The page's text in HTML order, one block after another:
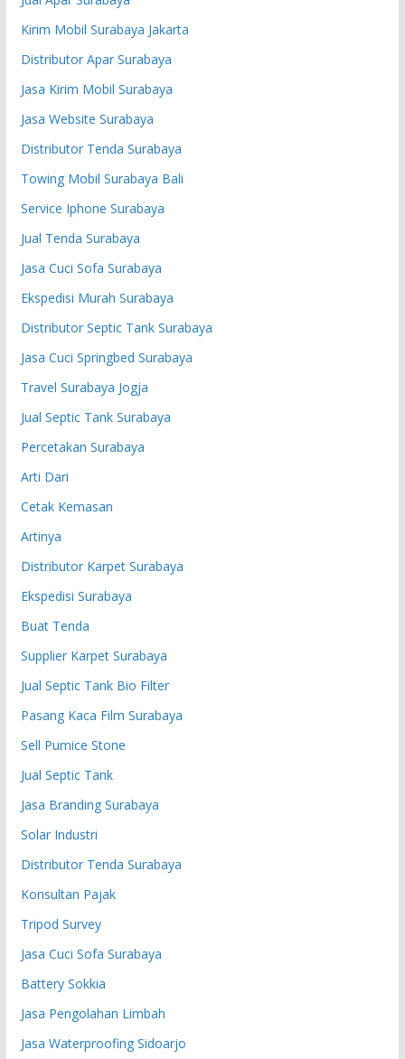
Kirim Mobil Surabaya Jakarta
Distributor Apar Surabaya
Jasa Kirim Mobil Surabaya
Jasa Website Surabaya
Distributor Tenda Surabaya
Towing Mobil Surabaya Bali
Service Iphone Surabaya
Jual Tenda Surabaya
Jasa Cuci Sofa Surabaya
Ekspedisi Murah Surabaya
Distributor Septic Tank Surabaya
Jasa Cuci Springbed Surabaya
Travel Surabaya Jogja
Jual Septic Tank Surabaya
Percetakan Surabaya
Arti Dari
Cetak Kemasan
Artinya
Distributor Karpet Surabaya
Ekspedisi Surabaya
Buat Tenda
Supplier Karpet Surabaya
Jual Septic Tank Bio Filter
Pasang Kaca Film Surabaya
Sell Pumice Stone
Jual Septic Tank
Jasa Branding Surabaya
Solar Industri
Distributor Tenda Surabaya
Konsultan Pajak
Tripod Survey
Jasa Cuci Sofa Surabaya
Battery Sokkia
Jasa Pengolahan Limbah
Jasa Waterproofing Sidoarjo